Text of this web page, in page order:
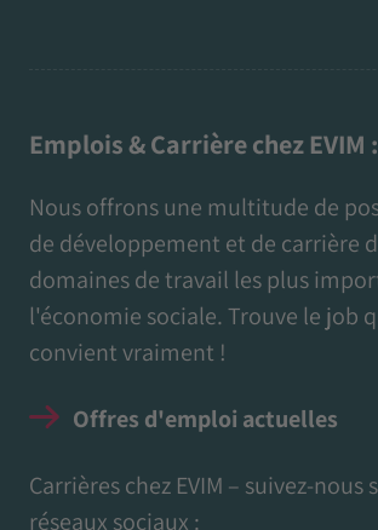
Emplois & Carrière chez EVIM :
Nous offrons une multitude de
de développement et de carrière
domaines de travail les plus
l'économie sociale. Trouve le job
convient vraiment !
Offres d'emploi actuelles
Carrières chez EVIM – suivez-nous
réseaux sociaux :